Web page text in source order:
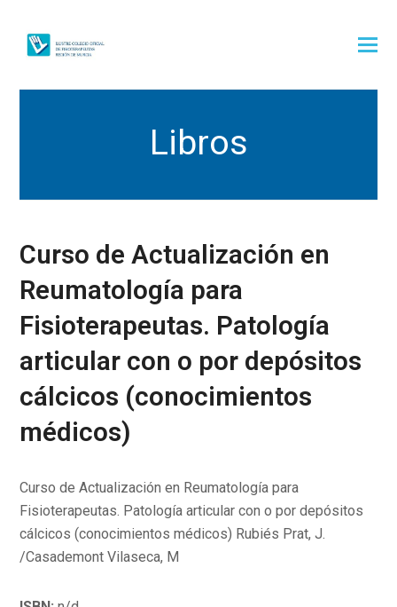
Libros
Curso de Actualización en
Reumatología para
Fisioterapeutas. Patología
articular con o por depósitos
cálcicos (conocimientos
médicos)
Curso de Actualización en Reumatología para
Fisioterapeutas. Patología articular con o por depósitos
cálcicos (conocimientos médicos) Rubiés Prat, J.
/Casademont Vilaseca, M